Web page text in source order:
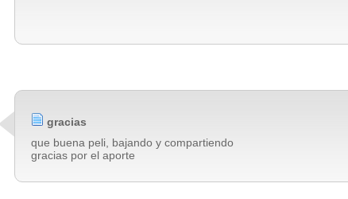
gracias
que buena peli, bajando y compartiendo
gracias por el aporte